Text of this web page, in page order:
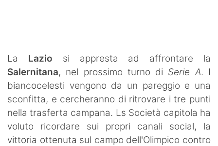
La Lazio si appresta ad affrontare la
Salernitana, nel prossimo turno di Serie A. I
biancocelesti vengono da un pareggio e una
sconfitta, e cercheranno di ritrovare i tre punti
nella trasferta campana. Ls Società capitola ha
voluto ricordare sui propri canali social, la
vittoria ottenuta sul campo dell'Olimpico contro